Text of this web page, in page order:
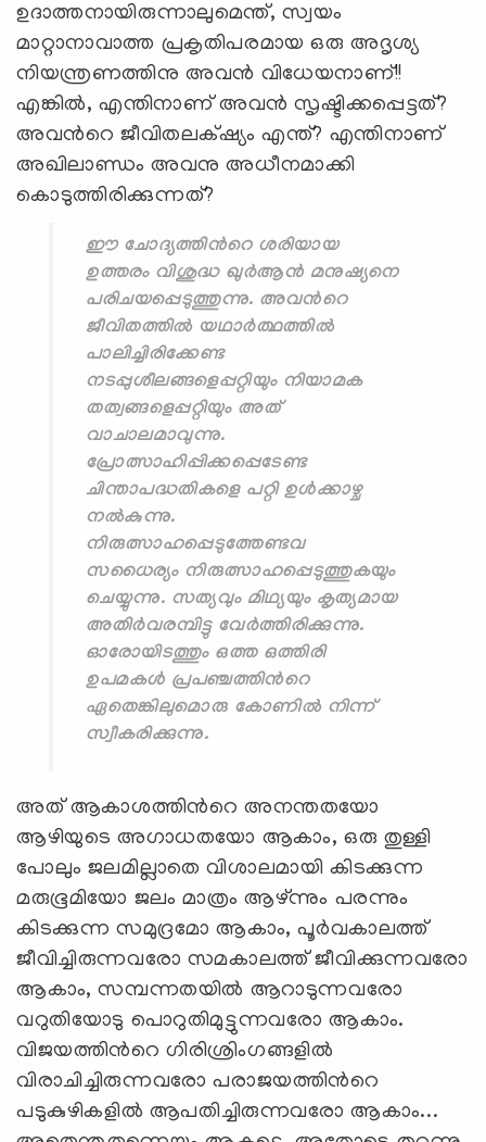
ഉദാത്തനായിരുന്നാലുമെന്ത്, സ്വയം
മാറ്റാനാവാത്ത പ്രകൃതിപരമായ ഒരു അദൃശ്യ
നിയന്ത്രണത്തിനു അവന്‍ വിധേയനാണ്!!
എങ്കില്‍, എന്തിനാണ് അവന്‍ സൃഷ്ടിക്കപ്പെട്ടത്?
അവന്‍റെ ജീവിതലക്‌ഷ്യം എന്ത്? എന്തിനാണ്
അഖിലാണ്ഡം അവനു അധീനമാക്കി
കൊടുത്തിരിക്കുന്നത്?
ഈ ചോദ്യത്തിന്‍റെ ശരിയായ
ഉത്തരം വിശുദ്ധ ഖുര്‍ആന്‍ മനുഷ്യനെ
പരിചയപ്പെടുത്തുന്നു. അവന്‍റെ
ജീവിതത്തില്‍ യഥാര്‍ത്ഥത്തില്‍
പാലിച്ചിരിക്കേണ്ട
നടപ്പുശീലങ്ങളെപ്പറ്റിയും നിയാമക
തത്വങ്ങളെപ്പറ്റിയും അത്
വാചാലമാവുന്നു.
പ്രോത്സാഹിപ്പിക്കപ്പെടേണ്ട
ചിന്താപദ്ധതികളെ പറ്റി ഉള്‍ക്കാഴ്ച
നല്‍കുന്നു.
നിരുത്സാഹപ്പെടുത്തേണ്ടവ
സധൈര്യം നിരുത്സാഹപ്പെടുത്തുകയും
ചെയ്യുന്നു. സത്യവും മിഥ്യയും കൃത്യമായ
അതിര്‍വരമ്പിട്ടു വേര്‍ത്തിരിക്കുന്നു.
ഓരോയിടത്തും ഒത്ത ഒത്തിരി
ഉപമകള്‍ പ്രപഞ്ചത്തിന്‍റെ
ഏതെങ്കിലുമൊരു കോണില്‍ നിന്ന്
സ്വീകരിക്കുന്നു.
അത് ആകാശത്തിന്‍റെ അനന്തതയോ
ആഴിയുടെ അഗാധതയോ ആകാം, ഒരു തുള്ളി
പോലും ജലമില്ലാതെ വിശാലമായി കിടക്കുന്ന
മരുഭൂമിയോ ജലം മാത്രം ആഴ്ന്നും പരന്നും
കിടക്കുന്ന സമുദ്രമോ ആകാം, പൂര്‍വകാലത്ത്
ജീവിച്ചിരുന്നവരോ സമകാലത്ത് ജീവിക്കുന്നവരോ
ആകാം, സമ്പന്നതയില്‍ ആറാടുന്നവരോ
വറുതിയോടു പൊറുതിമുട്ടുന്നവരോ ആകാം.
വിജയത്തിന്‍റെ ഗിരിശ്രിംഗങ്ങളില്‍
വിരാചിച്ചിരുന്നവരോ പരാജയത്തിന്‍റെ
പടുകുഴികളില്‍ ആപതിച്ചിരുന്നവരോ ആകാം...